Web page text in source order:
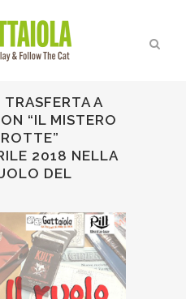
TRASFERTA A
“IL MISTERO
2018 NELLA
DEL